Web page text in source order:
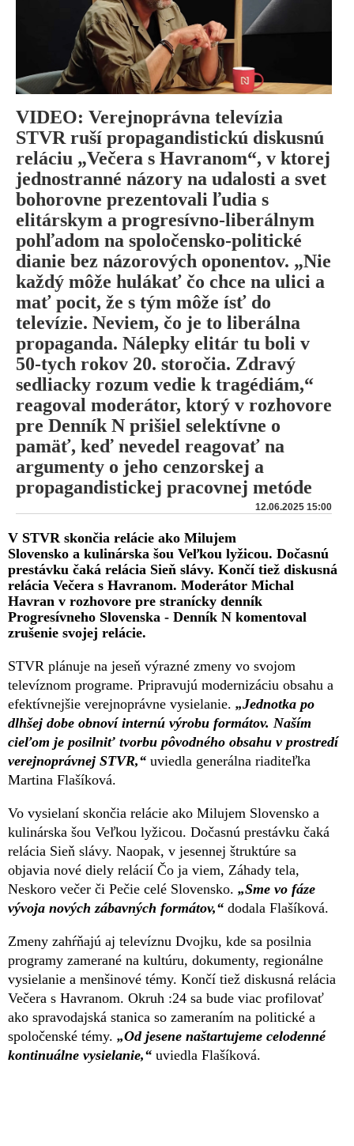
VIDEO: Verejnoprávna televízia
STVR ruší propagandistickú diskusnú
reláciu „Večera s Havranom“, v ktorej
jednostranné názory na udalosti a svet
bohorovne prezentovali ľudia s
elitárskym a progresívno-liberálnym
pohľadom na spoločensko-politické
dianie bez názorových oponentov. „Nie
každý môže hulákať čo chce na ulici a
mať pocit, že s tým môže ísť do
televízie. Neviem, čo je to liberálna
propaganda. Nálepky elitár tu boli v
50-tych rokov 20. storočia. Zdravý
sedliacky rozum vedie k tragédiám,“
reagoval moderátor, ktorý v rozhovore
pre Denník N prišiel selektívne o
pamäť, keď nevedel reagovať na
argumenty o jeho cenzorskej a
propagandistickej pracovnej metóde
12.06.2025 15:00
V STVR skončia relácie ako Milujem
Slovensko a kulinárska šou Veľkou lyžicou. Dočasnú
prestávku čaká relácia Sieň slávy. Končí tiež diskusná
relácia Večera s Havranom. Moderátor Michal
Havran v rozhovore pre stranícky denník
Progresívneho Slovenska - Denník N komentoval
zrušenie svojej relácie.
STVR plánuje na jeseň výrazné zmeny vo svojom
televíznom programe. Pripravujú modernizáciu obsahu a
efektívnejšie verejnoprávne vysielanie. „Jednotka po
dlhšej dobe obnoví internú výrobu formátov. Naším
cieľom je posilniť tvorbu pôvodného obsahu v prostredí
verejnoprávnej STVR,“ uviedla generálna riaditeľka
Martina Flašíková.
Vo vysielaní skončia relácie ako Milujem Slovensko a
kulinárska šou Veľkou lyžicou. Dočasnú prestávku čaká
relácia Sieň slávy. Naopak, v jesennej štruktúre sa
objavia nové diely relácií Čo ja viem, Záhady tela,
Neskoro večer či Pečie celé Slovensko. „Sme vo fáze
vývoja nových zábavných formátov,“ dodala Flašíková.
Zmeny zahŕňajú aj televíznu Dvojku, kde sa posilnia
programy zamerané na kultúru, dokumenty, regionálne
vysielanie a menšinové témy. Končí tiež diskusná relácia
Večera s Havranom. Okruh :24 sa bude viac profilovať
ako spravodajská stanica so zameraním na politické a
spoločenské témy. „Od jesene naštartujeme celodenné
kontinuálne vysielanie,“ uviedla Flašíková.